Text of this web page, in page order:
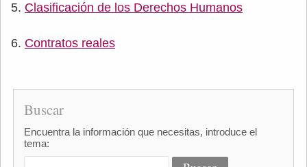
Clasificación de los Derechos Humanos
Contratos reales
Buscar
Encuentra la información que necesitas, introduce el
tema: